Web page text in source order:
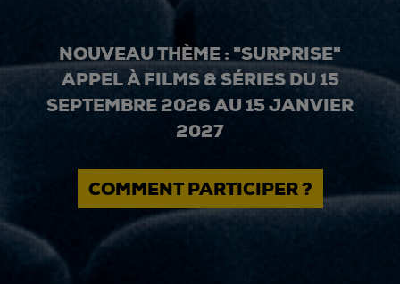
NOUVEAU THÈME : "SURPRISE"
APPEL À FILMS & SÉRIES DU 15
SEPTEMBRE 2026 AU 15 JANVIER
2027
COMMENT PARTICIPER ?